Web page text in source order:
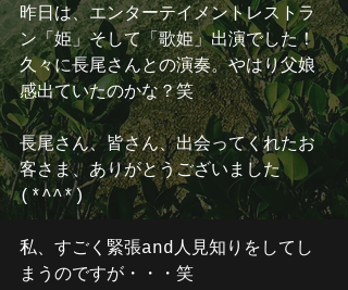
昨日は、エンターテイメントレストラ
ン「姫」そして「歌姫」出演でした！
久々に長尾さんとの演奏。やはり父娘
感出ていたのかな？笑
長尾さん、皆さん、出会ってくれたお
客さま、ありがとうございました
(*^^*)
私、すごく緊張and人見知りをしてし
まうのですが・・・笑